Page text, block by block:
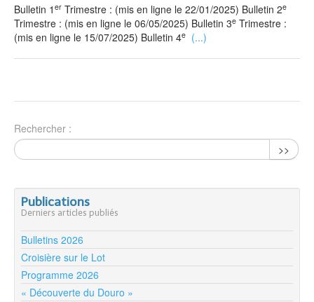
Bulletin 1 er Trimestre : (mis en ligne le 22/01/2025) Bulletin 2e
Trimestre : (mis en ligne le 06/05/2025) Bulletin 3e Trimestre :
(mis en ligne le 15/07/2025) Bulletin 4e (...)
Rechercher :
>>
Publications
Derniers articles publiés
Bulletins 2026
Croisière sur le Lot
Programme 2026
« Découverte du Douro »